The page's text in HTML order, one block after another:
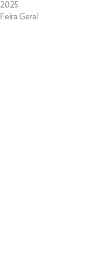
2025
Feira Geral